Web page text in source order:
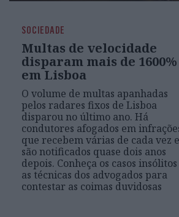
SOCIEDADE
Multas de velocidade
disparam mais de 1600%
em Lisboa
O volume de multas apanhadas
pelos radares fixos de Lisboa
disparou no último ano. Há
condutores afogados em
que recebem várias de cada vez e
são notificados quase dois anos
depois. Conheça os casos insólitos
as técnicas dos advogados para
contestar as coimas duvidosas